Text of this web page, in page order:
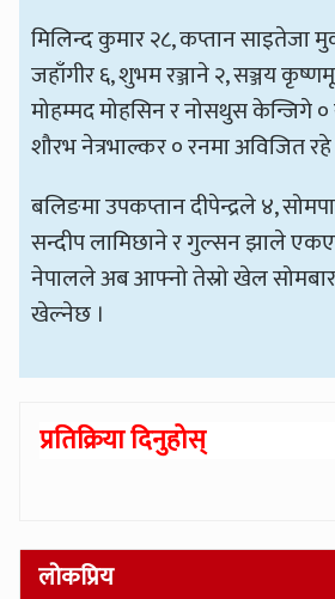
मिलिन्द कुमार २८, कप्तान साइतेजा
जहाँगीर ६, शुभम रञ्जाने २, सञ्जय
मोहम्मद मोहसिन र नोसथुस केन्जिगे
शौरभ नेत्रभाल्कर ० रनमा अविजित रहे
बलिङमा उपकप्तान दीपेन्द्रले ४,
सन्दीप लामिछाने र गुल्सन झाले
नेपालले अब आफ्नो तेस्रो खेल
खेल्नेछ ।
प्रतिक्रिया दिनुहोस्
लोकप्रिय